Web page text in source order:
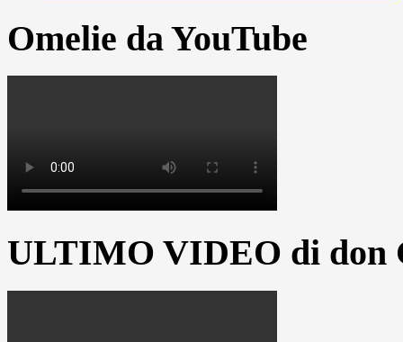
Omelie da YouTube
ULTIMO VIDEO di don